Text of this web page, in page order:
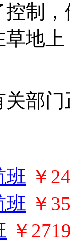
制
地
门
班 ￥
班 ￥
￥